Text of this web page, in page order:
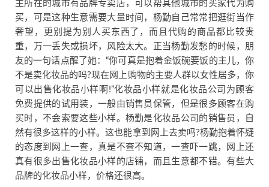
主所在的城市有品牌专卖店，可以帮其他城市的买家代为购
买，可是这种生意需要大量时间，杨勤自己常常把逛街当作
奢望，更别提为别人买东西了，而且代购的商品都比较贵
重，万一丢失或损坏，风险太大。正当杨勤发愁的时候，朋
友的一句话点醒了她：“你可真是抱着金饭碗要饭的主儿，你
不是卖化妆品的吗?现在网上购物的主要人群以女性居多，你
可以出售化妆品小样啊!”化妆品小样就是化妆品公司为顾客
免费提供的试用装，一般由销售员保管，但是很多顾客在购
买时，不会索要这些小样。杨勤是化妆品公司的销售员，自
然有很多这样的小样。这也能拿到网上去卖吗?杨勤抱着怀疑
的态度到网上一查，真是不查不知道，一查吓一跳，网上还
真有很多出售化妆品小样的店铺，而且生意都不错。有些大
品牌的化妆品小样，价格还很高。